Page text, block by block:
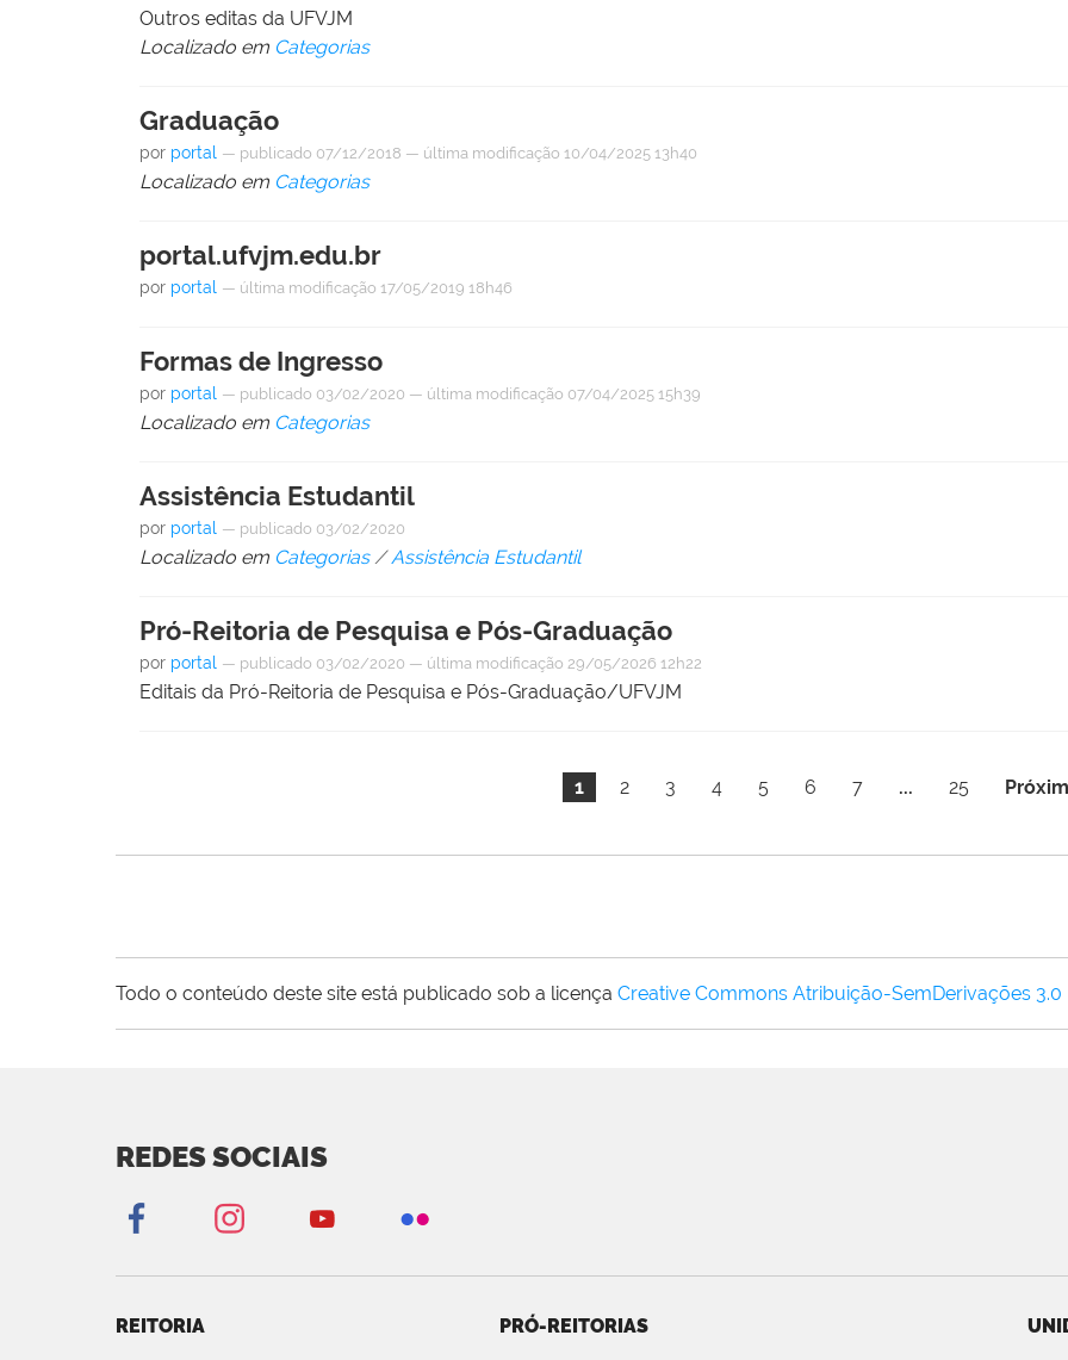
Outros editas da UFVJM
Localizado em Categorias
Graduação
por portal — publicado 07/12/2018 — última modificação 10/04/2025 13h40
Localizado em Categorias
portal.ufvjm.edu.br
por portal — última modificação 17/05/2019 18h46
Formas de Ingresso
por portal — publicado 03/02/2020 — última modificação 07/04/2025 15h39
Localizado em Categorias
Assistência Estudantil
por portal — publicado 03/02/2020
Localizado em Categorias /Assistência Estudantil
Pró-Reitoria de Pesquisa e Pós-Graduação
por portal — publicado 03/02/2020 — última modificação 29/05/2026 12h22
Editais da Pró-Reitoria de Pesquisa e Pós-Graduação/UFVJM
1 2 3 4 5 6 7 ... 25
Todo o conteúdo deste site está publicado sob a licença Creative Commons Atribuição-SemDerivações
REDES SOCIAIS
REITORIA PRÓ-REITORIAS